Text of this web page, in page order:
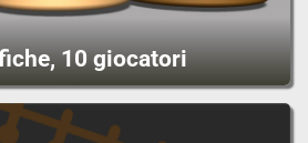
10 giocatori